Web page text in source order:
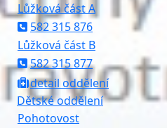
Lůžková část A
582 315 876
Lůžková část B
582 315 877
detail oddělení
Dětské oddělení
Pohotovost